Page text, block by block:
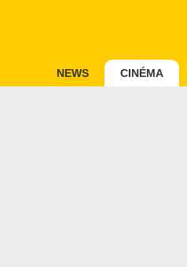
NEWS CINÉMA